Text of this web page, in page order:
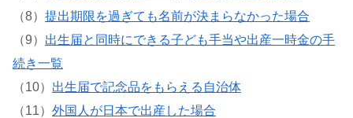
（8） 提出期限を過ぎても名前が決まらなかった場合
（9） 出生届と同時にできる子ども手当や出産一時金の手
続き一覧
（10） 出生届で記念品をもらえる自治体
（11） 外国人が日本で出産した場合